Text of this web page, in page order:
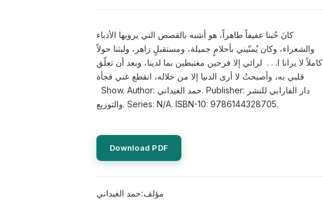
‏كانَ حُبنا عفيفاً طاهراً، هو أشبه بالقصص التي يرويها الأدباء
والشعراء، وكان يُمنّيني بأحلامٍ جميلة، ومستقبلٍ زاهر، ولبثنا حولاً
كاملاً لا يرانا ا. . . لرائي إلا فرحين مغتبطين بما لدينا، وبعد أن تعلّق
قلبي به، وأصبحتُ لا أرى الدنيا إلا من خلاله، انقطع عني فجأة
Show. Author: حمد الغيداني. Publisher: دار الفارابي للنشر
والتوزيع. Series: N/A. ISBN-10: 9786144328705.
Download PDF
مؤلف:حمد الغيداني